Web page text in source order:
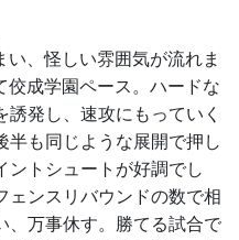
、怪しい雰囲気が流れま
佼成学園ペース。ハードな
発し、速攻にもっていく
半も同じような展開で押し
ントシュートが好調でし
ェンスリバウンドの数で相
、万事休す。勝てる試合で